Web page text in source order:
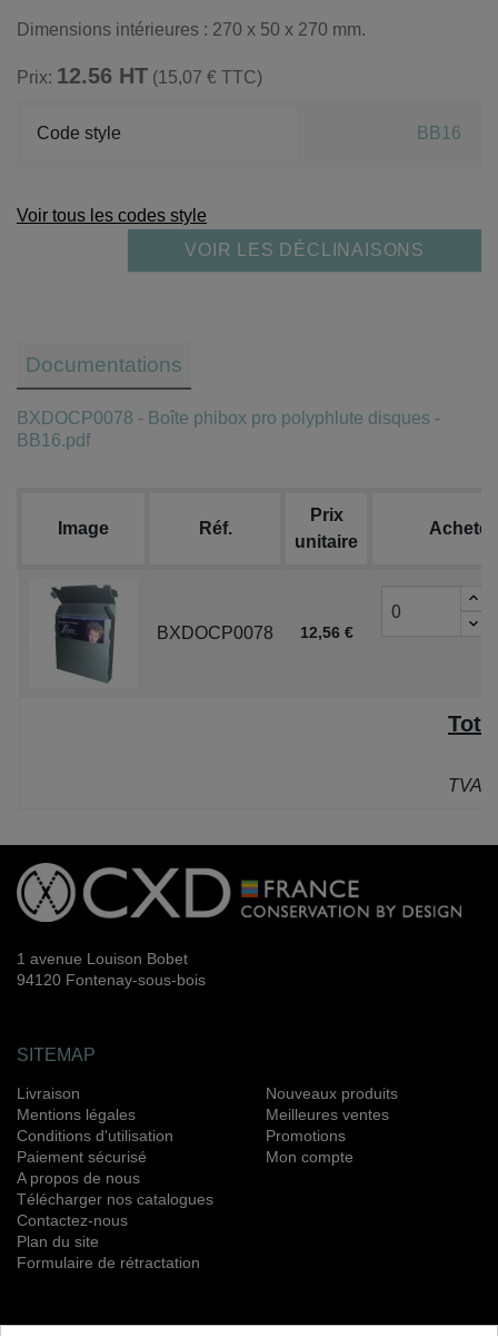
Dimensions intérieures : 270 x 50 x 270 mm.
Prix: 12.56 HT (15,07 € TTC)
Code style BB16
Voir tous les codes style
VOIR LES DÉCLINAISONS
Documentations
BXDOCP0078 - Boîte phibox pro polyphlute disques -
BB16.pdf
Image Réf.
Prix
unitaire
Acheter
BXDOCP0078 12,56 €
TVA:
1 avenue Louison Bobet
94120 Fontenay-sous-bois
SITEMAP
Livraison
Mentions légales
Conditions d'utilisation
Paiement sécurisé
A propos de nous
Télécharger nos catalogues
Contactez-nous
Plan du site
Formulaire de rétractation
Nouveaux produits
Meilleures ventes
Promotions
Mon compte